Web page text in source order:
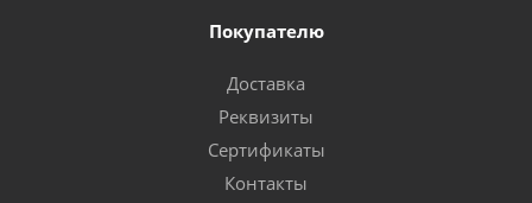
Покупателю
Доставка
Реквизиты
Сертификаты
Контакты